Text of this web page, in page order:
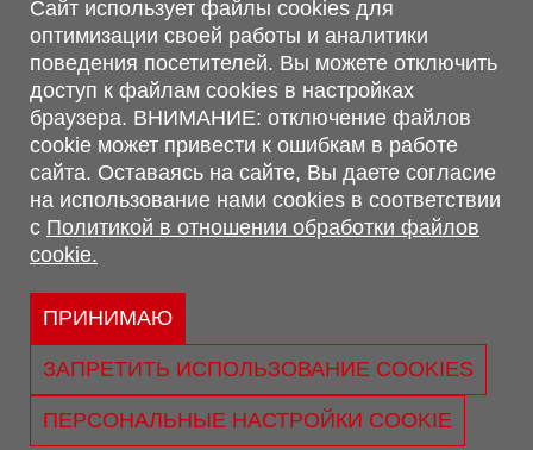
Магазин, склад
г. Минск, Минский р-н, п. Привольный, ул. Мира, 20А,
223062
г. Брест, ул. Лейтенанта Рябцева, 108 В, 224701
Обращаем Ваше внимание, что вся предоставленная на сайте
информация, касающаяся комплектаций, технических
характеристик, цветовых сочетаний, а также стоимости и
сервисного обслуживания носит информационный характер и
не является публичной офертой, определяемой п.2 ст.407
Гражданского кодекса Республики Беларусь.
Политика обработки персональных данных
Политикой в отношении обработки файлов cookie.
Свидетельство о регистрации №290667530 выдано 02.02.2009
г. Администрацией Ленинского р-на г. Бреста
Сайт использует файлы cookies для
оптимизации своей работы и аналитики
поведения посетителей. Вы можете отключить
доступ к файлам cookies в настройках
браузера. ВНИМАНИЕ: отключение файлов
cookie может привести к ошибкам в работе
сайта. Оставаясь на сайте, Вы даете согласие
на использование нами cookies в соответствии
с Политикой в отношении обработки файлов
cookie.
ПРИНИМАЮ
ЗАПРЕТИТЬ ИСПОЛЬЗОВАНИЕ COOKIES
ПЕРСОНАЛЬНЫЕ НАСТРОЙКИ COOKIE